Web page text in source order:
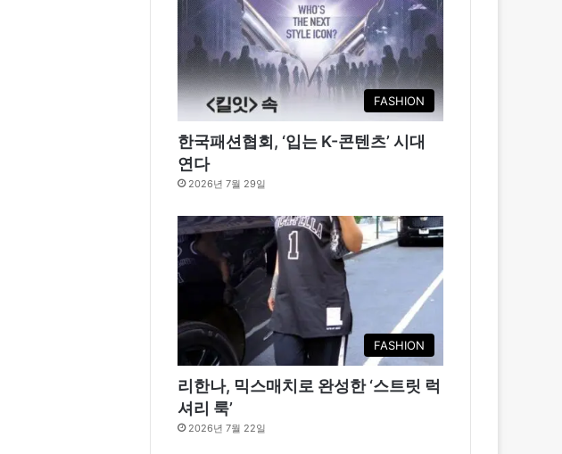
FASHION
한국패션협회, ‘입는 K-콘텐츠’ 시대
연다
2026년 7월 29일
FASHION
리한나, 믹스매치로 완성한 ‘스트릿 럭
셔리 룩’
2026년 7월 22일